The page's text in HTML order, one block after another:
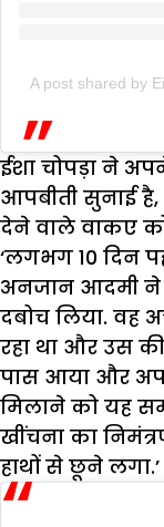
A post shared by
ईशा चोपड़ा ने
आपबीती सुनाई
देने वाले वाकए
‘लगभग 10 दिन
अनजान आदमी ने
दबोच लिया. वह
रहा था और उस
पास आया और
मिलाने को यह
खींचना का
हाथों से छूने लगा.’